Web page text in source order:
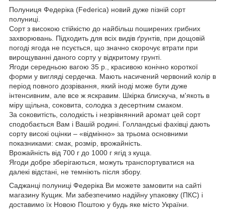
Полуниця Федеріка (Federica) новий дуже пізній сорт
полуниці.
Сорт з високою стійкістю до найбільш поширених грибних
захворювань. Підходить для всіх видів ґрунтів, при дощовій
погоді ягода не псується, що значно скорочує втрати при
вирощуванні даного сорту у відкритому грунті.
Ягоди середньою вагою 35 р., красивою конічно короткої
форми у вигляді сердечка. Мають насичений червоний колір в
період повного дозрівання, який іноді може бути дуже
інтенсивним, але все ж яскравим. Шкірка блискуча, м'якоть в
міру щільна, соковита, солодка з десертним смаком.
За соковитість, солодкість і незрівнянний аромат цей сорт
сподобається Вам і Вашій родині. Голландські фахівці дають
сорту високі оцінки – «відмінно» за трьома основними
показниками: смак, розмір, врожайність.
Врожайність від 700 г до 1000 г ягід з куща.
Ягоди добре зберігаються, можуть транспортуватися на
далекі відстані, не темніють після збору.
Саджанці полуниці Федеріка Ви можете замовити на сайті
магазину Кущик. Ми забезпечимо надійну упаковку (ПКС) і
доставимо їх Новою Поштою у будь яке місто України.